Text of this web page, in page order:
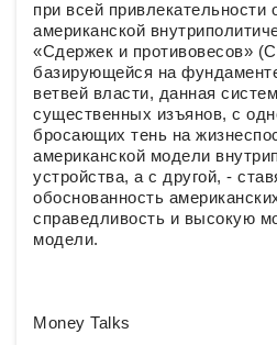
при всей привлекательности
американской
«Сдержек и противовесов»
базирующейся на
ветвей власти, данная
существенных изъянов, с
бросающих тень на
американской модели
устройства, а с другой, -
обоснованность
справедливость и высокую
модели.
Money Talks